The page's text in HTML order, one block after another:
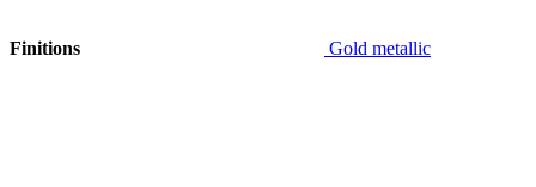
Finitions Gold metallic